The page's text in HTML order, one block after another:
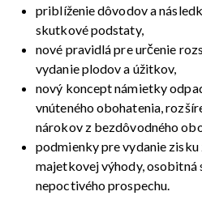
priblíženie dôvodov a
skutkové podstaty,
nové pravidlá pre určenie
vydanie plodov a úžitkov,
nový koncept námietky
vnúteného obohatenia,
nárokov z bezdôvodného
podmienky pre vydanie zisku
majetkovej výhody,
nepoctivého prospechu.